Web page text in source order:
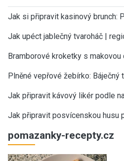
Jak si připravit kasinový brunch:
Jak upéct jablečný tvaroháč |
Bramborové kroketky s
Plněné vepřové žebírko: Báječný
Jak připravit kávový likér podle
Jak připravit posvícenskou husu
pomazanky-recepty.cz